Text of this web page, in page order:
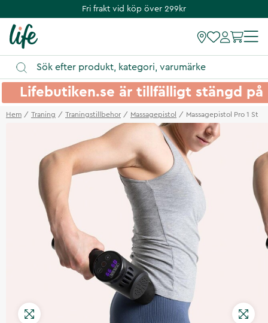
Fri frakt vid köp över 299kr
Lifebutiken.se är tillfälligt stängd
Hem Traning Traningstillbehor Massagepistol Massagepistol Pro 1 St